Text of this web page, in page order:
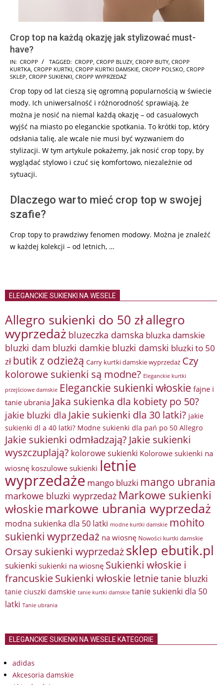
Crop top na każdą okazję jak stylizować must-
have?
2025-
01-
IN: CROPP TAGGED: CROPP, CROPP BLUZY, CROPP BUTY, CROPP
KURTKA, CROPP KURTKI, CROPP KURTKI DAMSKIE, CROPP POLSKO, CROPP
SKLEP, CROPP SUKIENKI, CROPP WYPRZEDAŻ
Crop topy od lat cieszą się ogromną popularnością w świecie
mody. Ich uniwersalność i różnorodność sprawiają, że
można je nosić na niemal każdą okazję – od casualowych
wyjść na miasto po eleganckie spotkania. To krótki top, który
odsłania talię, ale wcale nie musi być wyzwaniem do
stylizacji. W tym artykule pokażemy, jak nosić crop topy, by
wyglądać stylowo i czuć się komfortowo, niezależnie od
sytuacji.
Dlaczego warto mieć crop top w swojej
szafie?
Crop topy to prawdziwy fenomen modowy. Można je znaleźć
w każdej kolekcji – od letnich, …
ELEGANCKIE SUKIENKI NA WESELE
Allegro sukienki do 50 złallegro
wyprzedaż bluzeczka damska bluzka damskie
bluzki dam bluzki damkie bluzki damski bluzki to 50
zł butik z odzieżą Carry kurtki damskie wyprzedaż Czy
kolorowe sukienki są modne? Eleganckie kurtki
przejściowe damskie Eleganckie sukienki włoskie fajne i
tanie ubrania Jaka sukienka dla kobiety po 50?
jakie bluzki dla Jakie sukienki dla 30 latki? jakie
sukienki dl a 40 latki? Modne sukienki dla pań po 50 Allegro
Jakie sukienki odmładzają? Jakie sukienki
wyszczuplają? kolorowe sukienki Kolorowe sukienki na
wiosnę koszulowe sukienki letnie
wyprzedaże mango bluzki mango ubrania
markowe bluzki wyprzedaż Markowe sukienki
włoskie markowe ubrania wyprzedaż
modna sukienka dla 50 latki modne kurtki damskie mohito
sukienki wyprzedaż na wiosnę Nowości kurtki damskie
Orsay sukienki wyprzedażsklep ebutik.pl
sukienki sukienki na wiosnę Sukienki włoskie i
francuskieSukienki włoskie letnietanie bluzki
tanie ciuszki damskie tanie kurtki damskie tanie sukienki dla 50
latki Tanie ubrania
ELEGANCKIE SUKIENKI NA WESELE KATEGORIE
adidas
Akcesoria damskie